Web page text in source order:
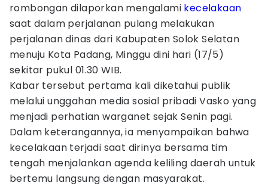
rombongan dilaporkan mengalami kecelakaan
saat dalam perjalanan pulang melakukan
perjalanan dinas dari Kabupaten Solok Selatan
menuju Kota Padang, Minggu dini hari (17/5)
sekitar pukul 01.30 WIB.
Kabar tersebut pertama kali diketahui publik
melalui unggahan media sosial pribadi Vasko yang
menjadi perhatian warganet sejak Senin pagi.
Dalam keterangannya, ia menyampaikan bahwa
kecelakaan terjadi saat dirinya bersama tim
tengah menjalankan agenda keliling daerah untuk
bertemu langsung dengan masyarakat.